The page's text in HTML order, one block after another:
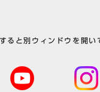
ると別ウィンドウを開い